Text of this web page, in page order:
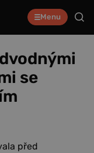
Menu
se
před